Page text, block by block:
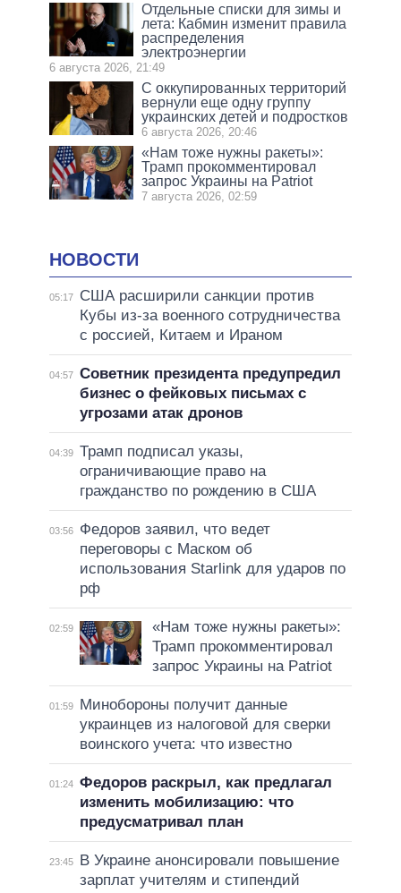
Отдельные списки для зимы и
лета: Кабмин изменит правила
распределения
электроэнергии
6 августа 2026, 21:49
С оккупированных территорий
вернули еще одну группу
украинских детей и подростков
6 августа 2026, 20:46
«Нам тоже нужны ракеты»:
Трамп прокомментировал
запрос Украины на Patriot
7 августа 2026, 02:59
НОВОСТИ
05:17
США расширили санкции против
Кубы из-за военного сотрудничества
с россией, Китаем и Ираном
04:57 Советник президента предупредил
бизнес о фейковых письмах с
угрозами атак дронов
04:39 Трамп подписал указы,
ограничивающие право на
гражданство по рождению в США
03:56
Федоров заявил, что ведет
переговоры с Маском об
использования Starlink для ударов по
рф
02:59
«Нам тоже нужны ракеты»:
Трамп прокомментировал
запрос Украины на Patriot
01:59
Минобороны получит данные
украинцев из налоговой для сверки
воинского учета: что известно
01:24 Федоров раскрыл, как предлагал
изменить мобилизацию: что
предусматривал план
23:45
В Украине анонсировали повышение
зарплат учителям и стипендий